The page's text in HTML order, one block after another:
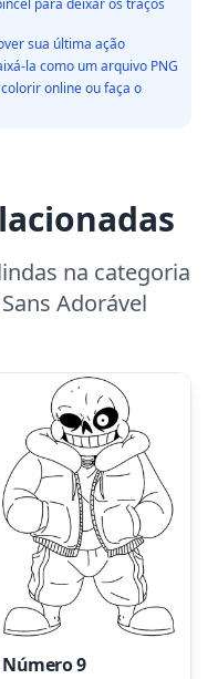
sua última ação
la como um arquivo PNG
online ou faça o
na categoria
Adorável
Número 9